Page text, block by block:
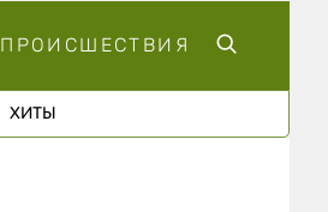
ПРОИСШЕСТВИЯ
ХИТЫ